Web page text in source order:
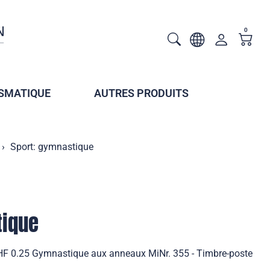
0
AUTRES PRODUITS
Sport: gymnastique
0.25 Gymnastique aux anneaux MiNr. 355 - Timbre-poste